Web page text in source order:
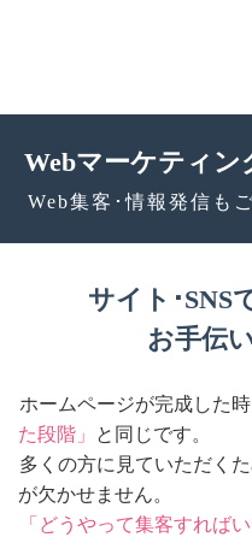
Webマーケティン
Web集客･情報発信も
サイト･SNS
お手伝
ホームページが完成した
た段階」
と同じです。
多くの方に見ていただく
が欠かせません。
「どうやって集客すれば